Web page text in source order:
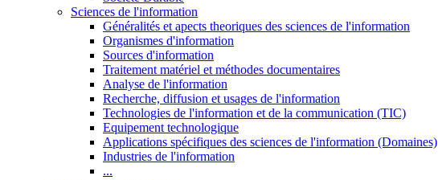
Sciences de l'information
Généralités et apects theoriques des sciences de l'information
Organismes d'information
Sources d'information
Traitement matériel et méthodes documentaires
Analyse de l'information
Recherche, diffusion et usages de l'information
Technologies de l'information et de la communication (TIC)
Equipement technologique
Applications spécifiques des sciences de l'information (Domaines)
Industries de l'information
...